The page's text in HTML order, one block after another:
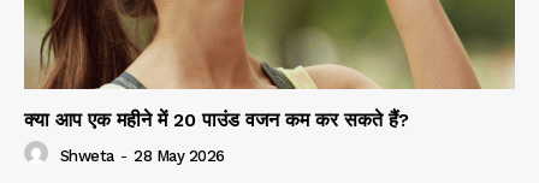
क्या आप एक महीने में 20 पाउंड वजन कम कर सकते हैं?
Shweta - 28 May 2026